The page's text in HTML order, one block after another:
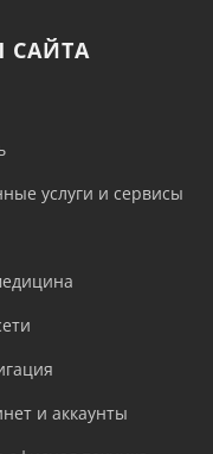
САЙТА
услуги и сервисы
и аккаунты